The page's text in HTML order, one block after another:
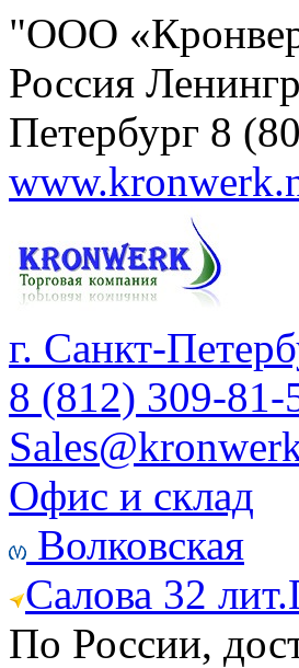
"ООО
Россия
Петербург 8
г. Санкт-
8 (812) 309-81-
Офис и склад
Волковская
Салова 32
По России,